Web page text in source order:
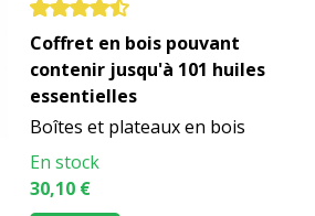
Coffret en bois pouvant
contenir jusqu'à 101 huiles
essentielles
Boîtes et plateaux en bois
En stock
30,10 €